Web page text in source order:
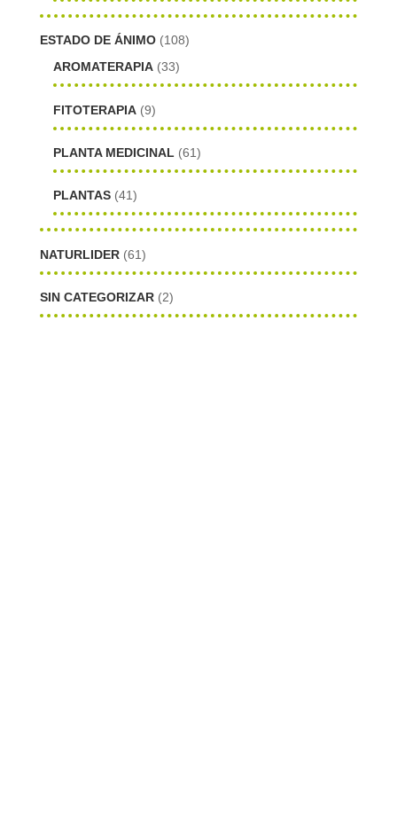
ESTADO DE ÁNIMO (108)
AROMATERAPIA (33)
FITOTERAPIA (9)
PLANTA MEDICINAL (61)
PLANTAS (41)
NATURLIDER (61)
SIN CATEGORIZAR (2)